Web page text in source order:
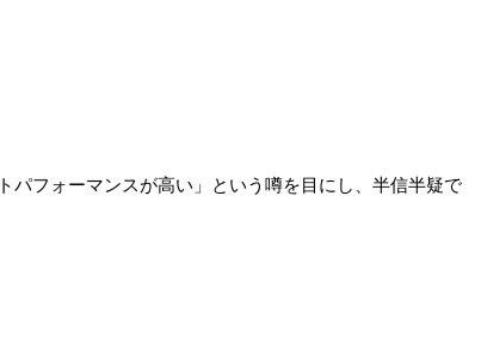
パフォーマンスが高い」という噂を目にし、半信半疑で